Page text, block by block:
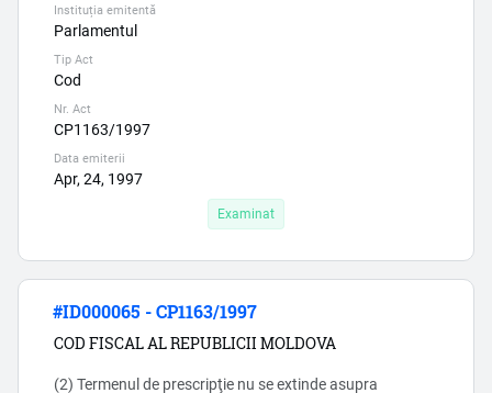
dreptul de înregistrare de stat se iau la evidenţa
subdiviziunii respective a Serviciului Fiscal de Stat
conform informaţiei prezentate de către aceste
organe&quot;, deci intreprinderile nu au obligatia de a
info...
Instituția emitentă
Parlamentul
Tip Act
Cod
Nr. Act
CP1163/1997
Data emiterii
Apr, 24, 1997
Examinat
#ID000065 - CP1163/1997
COD FISCAL AL REPUBLICII MOLDOVA
(2) Termenul de prescripţie nu se extinde asupra